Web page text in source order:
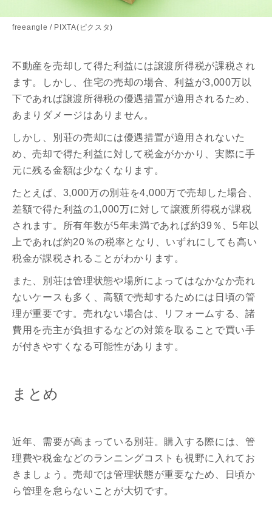
freeangle / PIXTA(ピクスタ)
不動産を売却して得た利益には譲渡所得税が課税され
ます。しかし、住宅の売却の場合、利益が3,000万以
下であれば譲渡所得税の優遇措置が適用されるため、
あまりダメージはありません。
しかし、別荘の売却には優遇措置が適用されないた
め、売却で得た利益に対して税金がかかり、実際に手
元に残る金額は少なくなります。
たとえば、3,000万の別荘を4,000万で売却した場合、
差額で得た利益の1,000万に対して譲渡所得税が課税
されます。所有年数が5年未満であれば約39％、5年以
上であれば約20％の税率となり、いずれにしても高い
税金が課税されることがわかります。
また、別荘は管理状態や場所によってはなかなか売れ
ないケースも多く、高額で売却するためには日頃の管
理が重要です。売れない場合は、リフォームする、諸
費用を売主が負担するなどの対策を取ることで買い手
が付きやすくなる可能性があります。
まとめ
近年、需要が高まっている別荘。購入する際には、管
理費や税金などのランニングコストも視野に入れてお
きましょう。売却では管理状態が重要なため、日頃か
ら管理を怠らないことが大切です。